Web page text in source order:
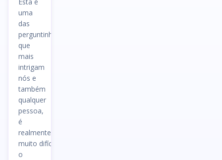
uma
das
perguntinhas
que
mais
intrigam
nós e
também
qualquer
pessoa,
é
realmente
muito difícil dizer
o